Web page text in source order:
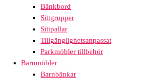
Bänkbord
Sittgrupper
Sittpallar
Tillgänglighetsanpassat
Parkmöbler tillbehör
Barnmöbler
Barnbänkar